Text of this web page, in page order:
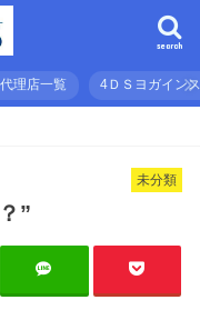
search
理店一覧 4ＤＳヨガイン
未分類
”